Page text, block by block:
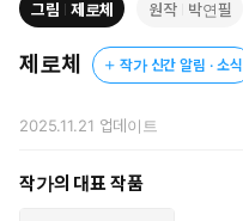
그림 제로체 원작 박연필
제로체 작가 신간 알림 · 소식
2025.11.21 업데이트
작가의 대표 작품